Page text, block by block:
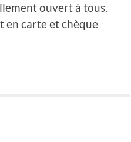
ouvert à tous.
en carte et chèque